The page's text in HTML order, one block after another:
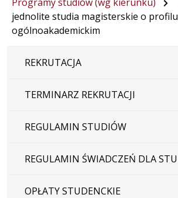
jednolite studia magisterskie o profilu
ogólnoakademickim
REKRUTACJA
TERMINARZ REKRUTACJI
REGULAMIN STUDIÓW
REGULAMIN ŚWIADCZEŃ DLA
OPŁATY STUDENCKIE